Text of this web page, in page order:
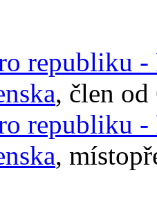
republiku -
, člen
republiku -
,